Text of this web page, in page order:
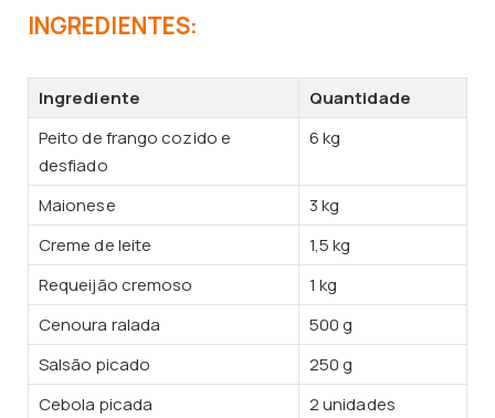
INGREDIENTES:
Ingrediente
Quantidade
Peito de frango cozido e
desfiado
6 kg
Maionese
3 kg
Creme de leite
1,5 kg
Requeijão cremoso
1 kg
Cenoura ralada
500 g
Salsão picado
250 g
Cebola picada
2 unidades